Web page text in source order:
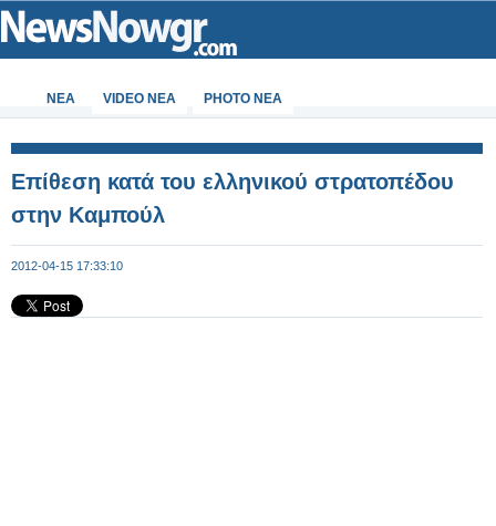
ΝΕΑ VIDEO NEA PHOTO NEA
Επίθεση κατά του ελληνικού στρατοπέδου
στην Καμπούλ
2012-04-15 17:33:10